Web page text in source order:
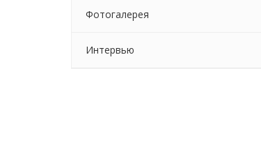
Фотогалерея
Интервью